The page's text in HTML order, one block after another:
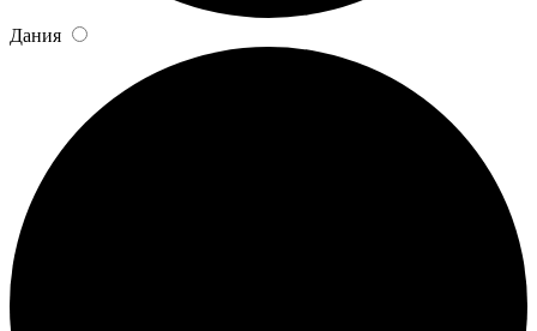
Дания